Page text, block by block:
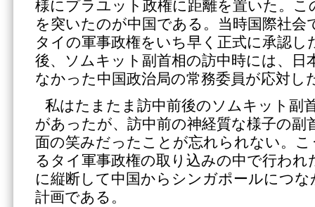
様にプラユット政権に距離を置いた。こ
を突いたのが中国である。当時国際社会
タイの軍事政権をいち早く正式に承認し
後、ソムキット副首相の訪中時には、日
なかった中国政治局の常務委員が応対し
私はたまたま訪中前後のソムキット副
があったが、訪中前の神経質な様子の副
面の笑みだったことが忘れられない。
るタイ軍事政権の取り込みの中で行われ
に縦断して中国からシンガポールにつな
計画である。